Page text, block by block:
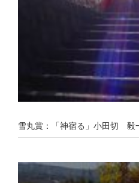
雪丸賞：「神宿る」小田切 毅